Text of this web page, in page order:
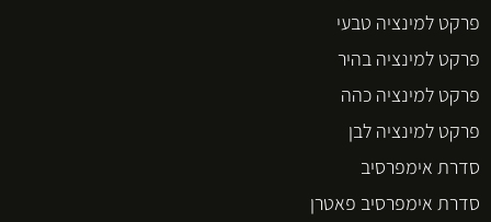
פרקט למינציה טבעי
פרקט למינציה בהיר
פרקט למינציה כהה
פרקט למינציה לבן
סדרת אימפרסיב
סדרת אימפרסיב פאטרן